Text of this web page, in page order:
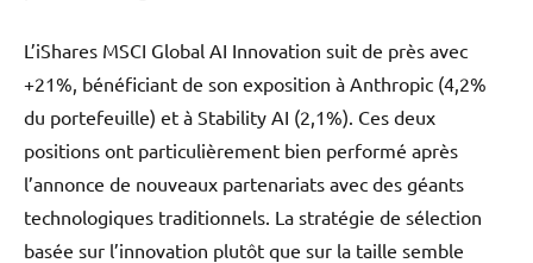
L’iShares MSCI Global AI Innovation suit de près avec
+21%, bénéficiant de son exposition à Anthropic (4,2%
du portefeuille) et à Stability AI (2,1%). Ces deux
positions ont particulièrement bien performé après
l’annonce de nouveaux partenariats avec des géants
technologiques traditionnels. La stratégie de sélection
basée sur l’innovation plutôt que sur la taille semble